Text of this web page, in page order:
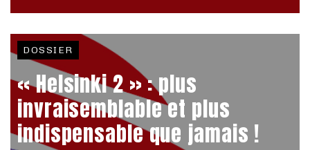
DOSSIER
« Helsinki 2 » : plus
invraisemblable et plus
indispensable que jamais !